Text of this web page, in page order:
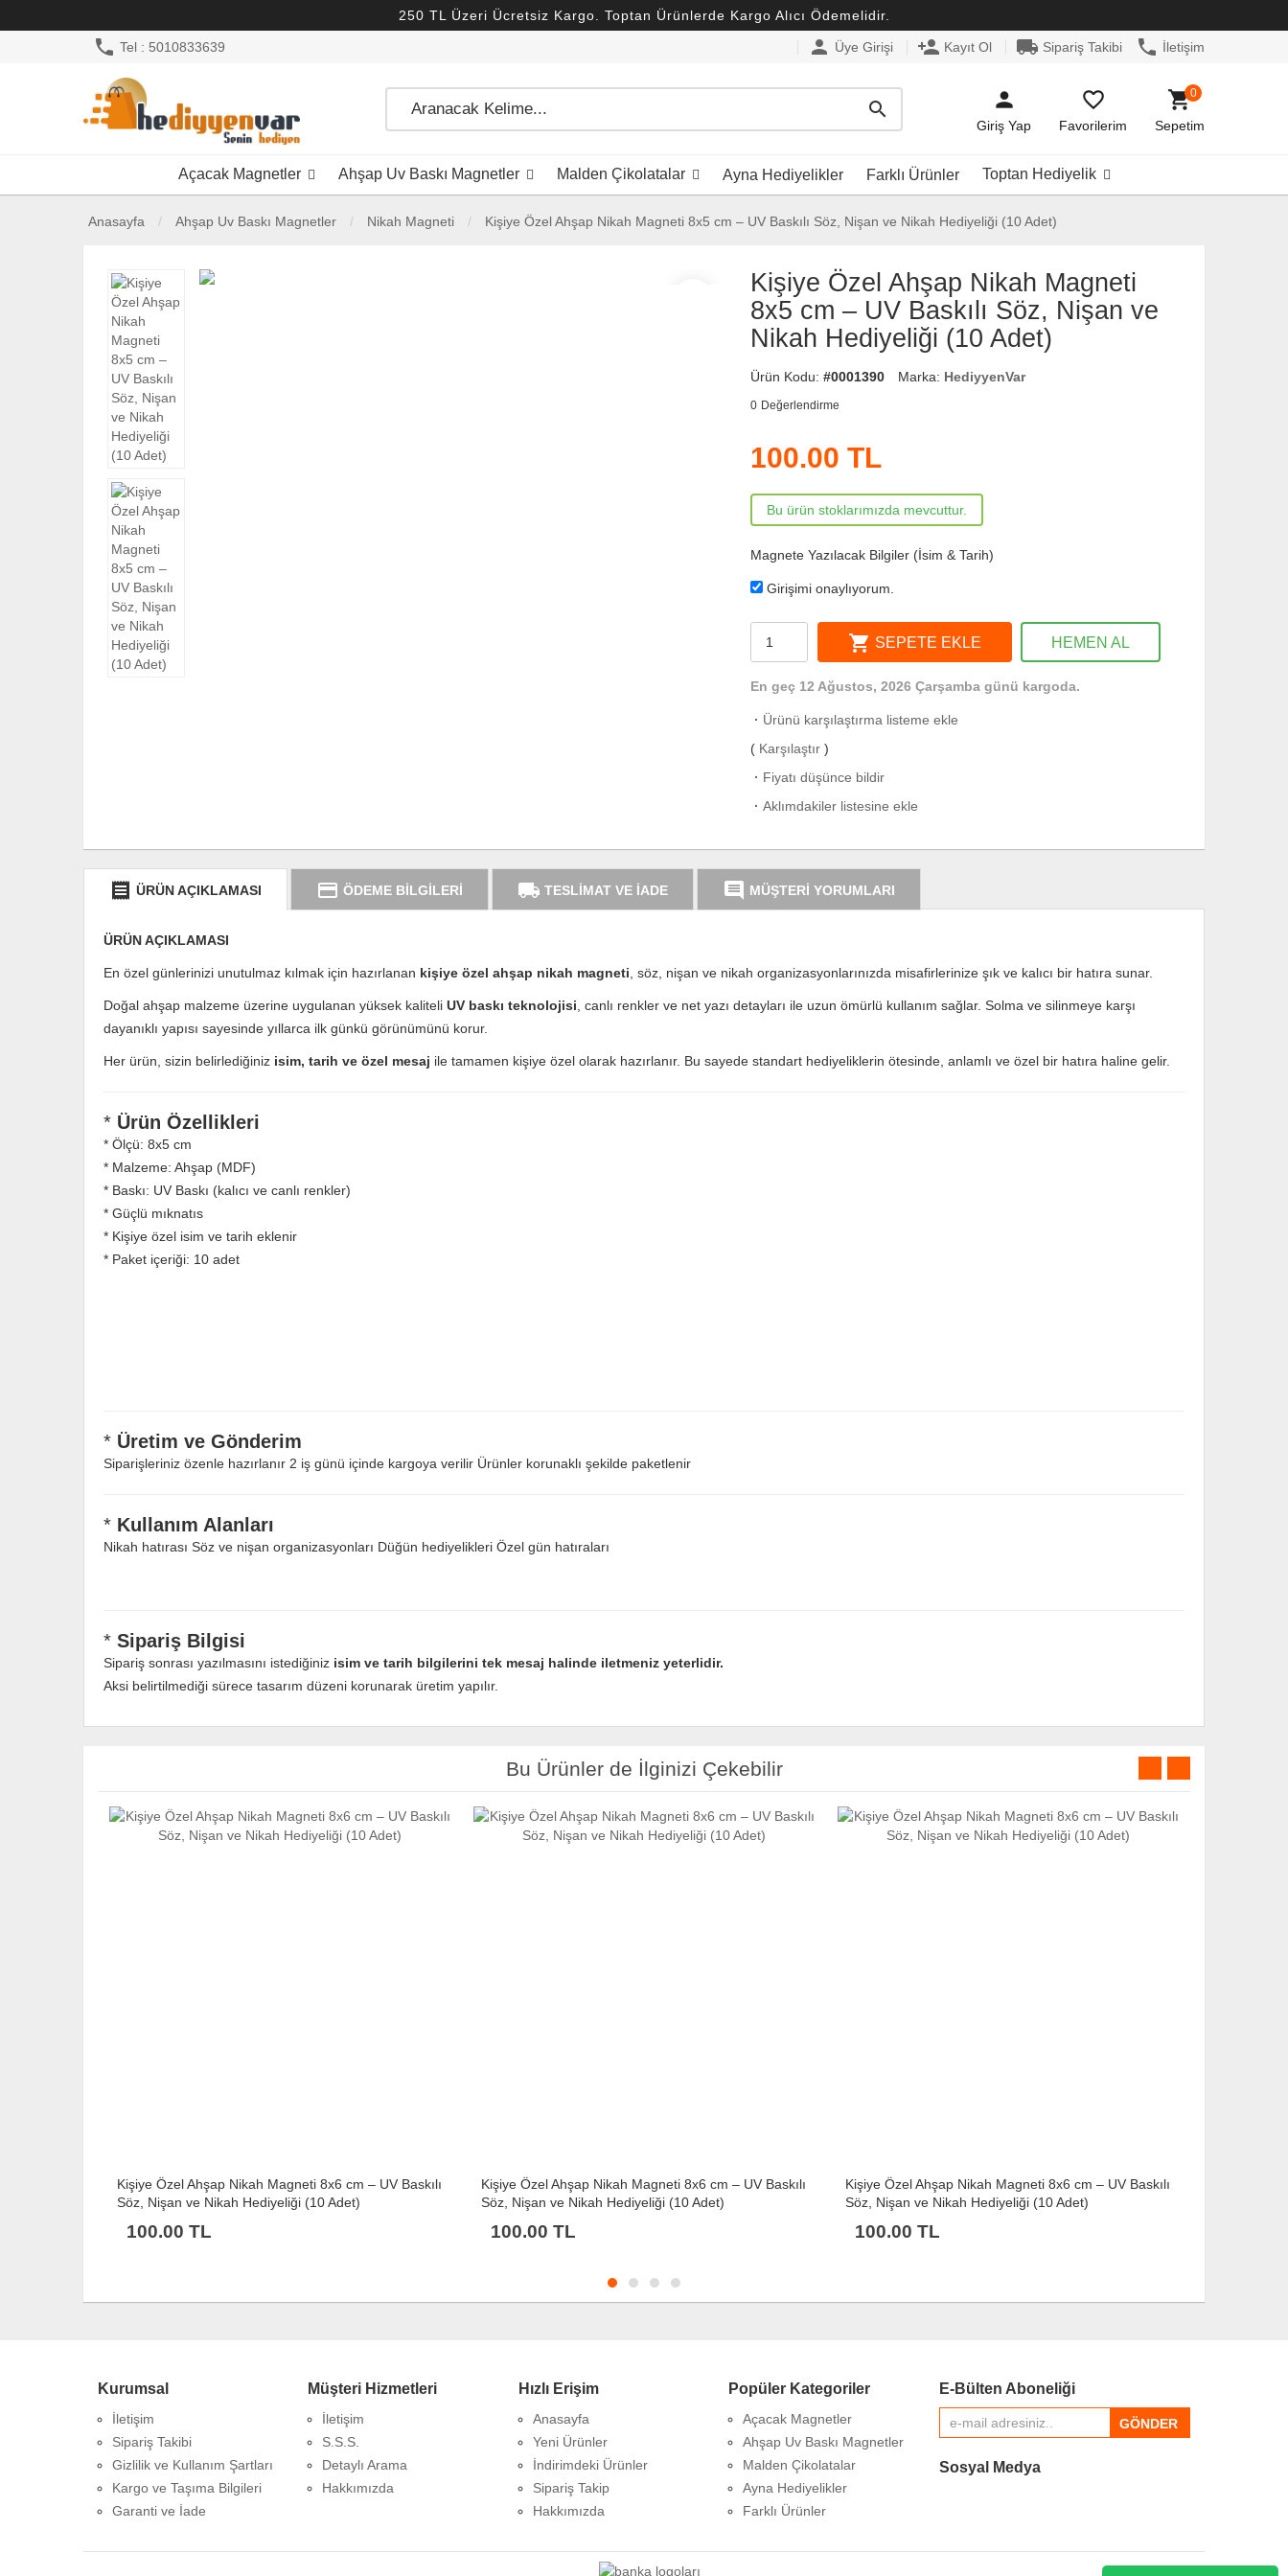
250 TL Üzeri Ücretsiz Kargo. Toptan Ürünlerde Kargo Alıcı Ödemelidir.
phone Tel : 5010833639 person Üye Girişi person_add Kayıt Ol local_shipping Sipariş Takibi phone İletişim
search person
Giriş Yap
favorite_border
Favorilerim
shopping_cart
Sepetim
0
Açacak Magnetler Ahşap Uv Baskı Magnetler Malden Çikolatalar Ayna Hediyelikler Farklı Ürünler Toptan Hediyelik
Anasayfa Ahşap Uv Baskı Magnetler Nikah Magneti Kişiye Özel Ahşap Nikah Magneti 8x5 cm – UV Baskılı Söz, Nişan ve Nikah Hediyeliği (10 Adet)
Kişiye Özel Ahşap Nikah Magneti
8x5 cm – UV Baskılı Söz, Nişan ve
Nikah Hediyeliği (10 Adet)
Ürün Kodu: #0001390 Marka: HediyyenVar
0 Değerlendirme
100.00 TL
Bu ürün stoklarımızda mevcuttur.
Magnete Yazılacak Bilgiler (İsim & Tarih)
Girişimi onaylıyorum.
shopping_cart SEPETE EKLE HEMEN AL
En geç 12 Ağustos, 2026 Çarşamba günü kargoda.
· Ürünü karşılaştırma listeme ekle
( Karşılaştır)
· Fiyatı düşünce bildir
· Aklımdakiler listesine ekle
receipt ÜRÜN AÇIKLAMASI credit_card ÖDEME BİLGİLERİ local_shipping TESLİMAT VE İADE comment MÜŞTERİ YORUMLARI
ÜRÜN AÇIKLAMASI
En özel günlerinizi unutulmaz kılmak için hazırlanan kişiye özel ahşap nikah magneti , söz, nişan ve nikah organizasyonlarınızda misafirlerinize şık ve kalıcı bir hatıra sunar.
Doğal ahşap malzeme üzerine uygulanan yüksek kaliteli UV baskı teknolojisi , canlı renkler ve net yazı detayları ile uzun ömürlü kullanım sağlar. Solma ve silinmeye karşı
dayanıklı yapısı sayesinde yıllarca ilk günkü görünümünü korur.
Her ürün, sizin belirlediğiniz isim, tarih ve özel mesaj ile tamamen kişiye özel olarak hazırlanır. Bu sayede standart hediyeliklerin ötesinde, anlamlı ve özel bir hatıra haline gelir.
* Ürün Özellikleri
* Ölçü: 8x5 cm
* Malzeme: Ahşap (MDF)
* Baskı: UV Baskı (kalıcı ve canlı renkler)
* Güçlü mıknatıs
* Kişiye özel isim ve tarih eklenir
* Paket içeriği: 10 adet
* Üretim ve Gönderim
Siparişleriniz özenle hazırlanır 2 iş günü içinde kargoya verilir Ürünler korunaklı şekilde paketlenir
* Kullanım Alanları
Nikah hatırası Söz ve nişan organizasyonları Düğün hediyelikleri Özel gün hatıraları
* Sipariş Bilgisi
Sipariş sonrası yazılmasını istediğiniz isim ve tarih bilgilerini tek mesaj halinde iletmeniz yeterlidir.
Aksi belirtilmediği sürece tasarım düzeni korunarak üretim yapılır.
Bu Ürünler de İlginizi Çekebilir
Kişiye Özel Ahşap Nikah Magneti 8x6 cm – UV Baskılı
Söz, Nişan ve Nikah Hediyeliği (10 Adet)
100.00 TL
Kişiye Özel Ahşap Nikah Magneti 8x6 cm – UV Baskılı
Söz, Nişan ve Nikah Hediyeliği (10 Adet)
100.00 TL
Kişiye Özel Ahşap Nikah Magneti 8x6 cm – UV Baskılı
Söz, Nişan ve Nikah Hediyeliği (10 Adet)
100.00 TL
Kurumsal
İletişim
Sipariş Takibi
Gizlilik ve Kullanım Şartları
Kargo ve Taşıma Bilgileri
Garanti ve İade
Müşteri Hizmetleri
İletişim
S.S.S.
Detaylı Arama
Hakkımızda
Hızlı Erişim
Anasayfa
Yeni Ürünler
İndirimdeki Ürünler
Sipariş Takip
Hakkımızda
Popüler Kategoriler
Açacak Magnetler
Ahşap Uv Baskı Magnetler
Malden Çikolatalar
Ayna Hediyelikler
Farklı Ürünler
E-Bülten Aboneliği
Sosyal Medya